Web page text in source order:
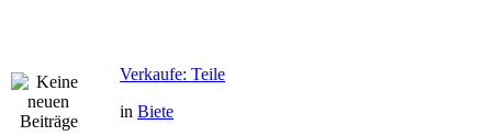
Verkaufe: Teile
in Biete